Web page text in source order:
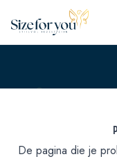
De pagina die je